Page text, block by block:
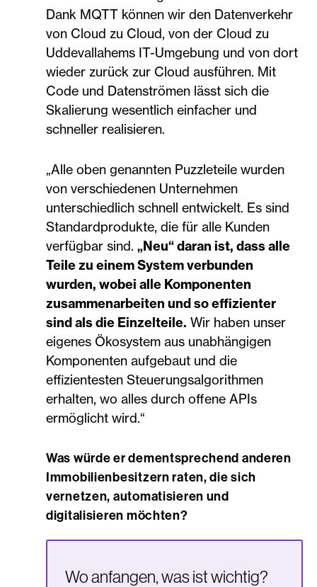
Dank MQTT können wir den Datenverkehr
von Cloud zu Cloud, von der Cloud zu
Uddevallahems IT-Umgebung und von dort
wieder zurück zur Cloud ausführen. Mit
Code und Datenströmen lässt sich die
Skalierung wesentlich einfacher und
schneller realisieren.
„Alle oben genannten Puzzleteile wurden
von verschiedenen Unternehmen
unterschiedlich schnell entwickelt. Es sind
Standardprodukte, die für alle Kunden
verfügbar sind. „Neu“ daran ist, dass alle
Teile zu einem System verbunden
wurden, wobei alle Komponenten
zusammenarbeiten und so effizienter
sind als die Einzelteile. Wir haben unser
eigenes Ökosystem aus unabhängigen
Komponenten aufgebaut und die
effizientesten Steuerungsalgorithmen
erhalten, wo alles durch offene APIs
ermöglicht wird.“
Was würde er dementsprechend anderen
Immobilienbesitzern raten, die sich
vernetzen, automatisieren und
digitalisieren möchten?
Wo anfangen, was ist wichtig?